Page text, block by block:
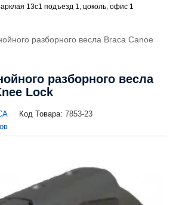
13с1 подъезд 1, цоколь, офис 1
разборного весла Braca Canoe
разборного весла
Lock
Код Товара: 7853-23